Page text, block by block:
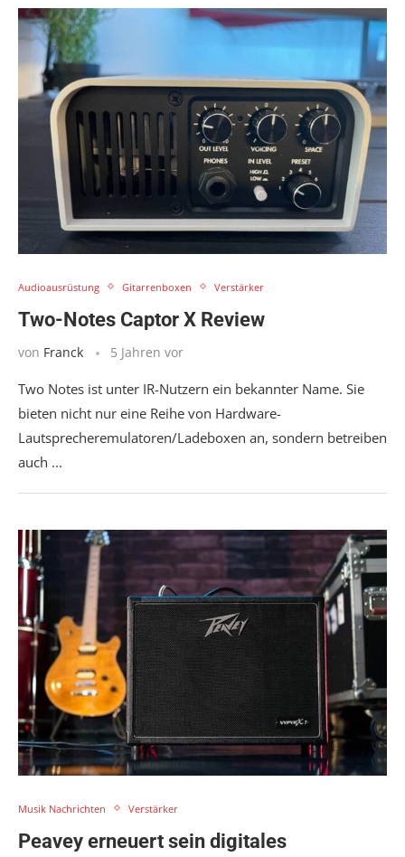
Audioausrüstung Gitarrenboxen Verstärker
Two-Notes Captor X Review
von Franck 5 Jahren vor
Two Notes ist unter IR-Nutzern ein bekannter Name. Sie
bieten nicht nur eine Reihe von Hardware-
Lautsprecheremulatoren/Ladeboxen an, sondern betreiben
auch ...
Musik Nachrichten Verstärker
Peavey erneuert sein digitales